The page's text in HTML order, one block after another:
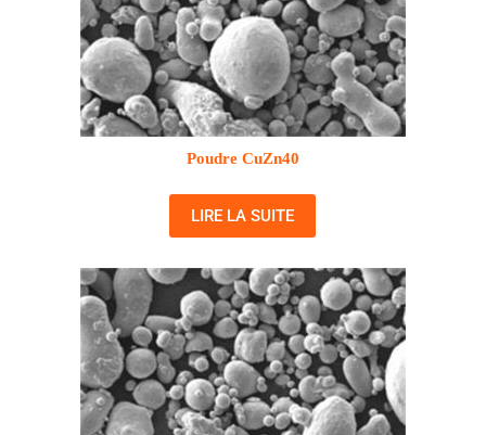
Poudre CuZn40
LIRE LA SUITE